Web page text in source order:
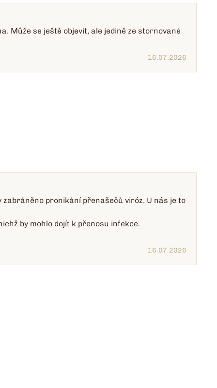
Může se ještě objevit, ale jedině ze stornované
16.07.2026
pronikání přenašečů viróz. U nás je to
by mohlo dojít k přenosu infekce.
16.07.2026